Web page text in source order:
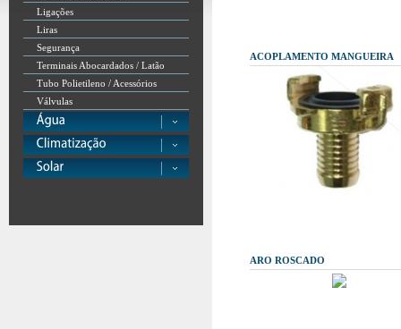
Ligações
Liras
Segurança
Terminais Abocardados / Latão
Tubo Polietileno / Acessórios
Válvulas
ACOPLAMENTO MANGUEIRA
ARO ROSCADO